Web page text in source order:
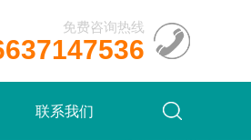
免费咨询热线
联系我们